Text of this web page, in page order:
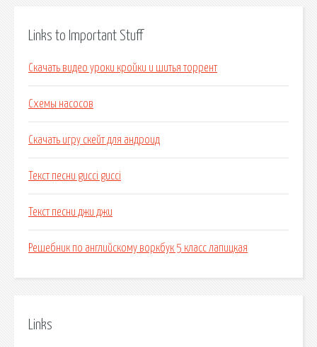
Links to Important Stuff
Скачать видео уроки кройки и шитья торрент
Схемы насосов
Скачать игру скейт для андроид
Текст песни gucci gucci
Текст песни джи джи
Решебник по английскому воркбук 5 класс лапицкая
Links